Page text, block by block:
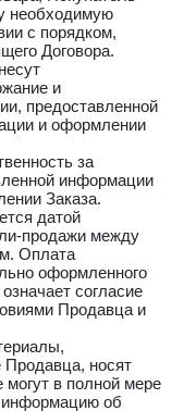
необходимую
с порядком,
Договора.
и
предоставленной
и оформлении
за
информации
Заказа.
датой
продажи между
Оплата
оформленного
согласие
Продавца и
Продавца, носят
могут в полной мере
информацию об